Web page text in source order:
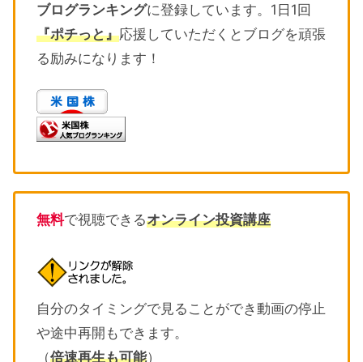
ブログランキングに登録しています。1日1回
『ポチっと』応援していただくとブログを頑張
る励みになります！
無料で視聴できるオンライン投資講座
自分のタイミングで見ることができ動画の停止
や途中再開もできます。
（倍速再生も可能）